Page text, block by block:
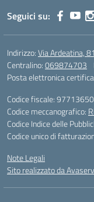
Seguici su:
Indirizzo:Via Ardeatina,
Centralino:069874703
Posta elettronica
Codice fiscale:
Codice meccanografico:
Codice Indice delle
Codice unico di
Note Legali
Sito realizzato da